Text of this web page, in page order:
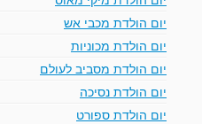
יום הולדת מכבי אש
יום הולדת מכוניות
יום הולדת מסביב לעולם
יום הולדת נסיכה
יום הולדת ספורט